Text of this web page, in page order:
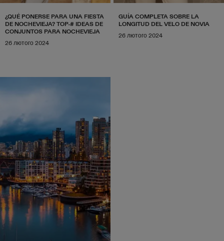
¿QUÉ PONERSE PARA UNA FIESTA
DE NOCHEVIEJA? TOP-# IDEAS DE
CONJUNTOS PARA NOCHEVIEJA
26 лютого 2024
GUÍA COMPLETA SOBRE LA
LONGITUD DEL VELO DE NOVIA
26 лютого 2024